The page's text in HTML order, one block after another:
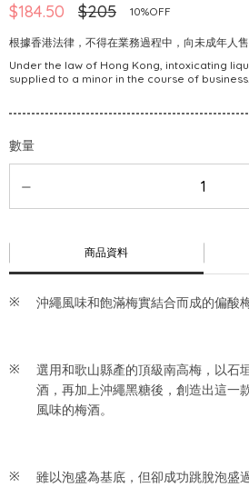
$184.50 $205 10%OFF
根據香港法律，不得在業務過程中，向未成年人
Under the law of Hong Kong, intoxicating
supplied to a minor in the course of business.
數量
商品資料
沖繩風味和飽滿梅實結合而成的偏酸梅
選用和歌山縣產的頂級南高梅，以石
酒，再加上沖繩黑糖後，創造出這一
風味的梅酒。
雖以泡盛為基底，但卻成功跳脫泡盛